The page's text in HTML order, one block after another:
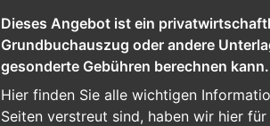
Dieses Angebot ist ein
Grundbuchauszug oder andere
gesonderte Gebühren berechnen kann.
Hier finden Sie alle wichtigen
Seiten verstreut sind, haben wir hier